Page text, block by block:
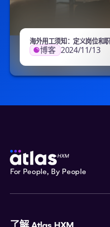
海外用工须知：定义岗位和
博客 2024/11/13
For People, By People